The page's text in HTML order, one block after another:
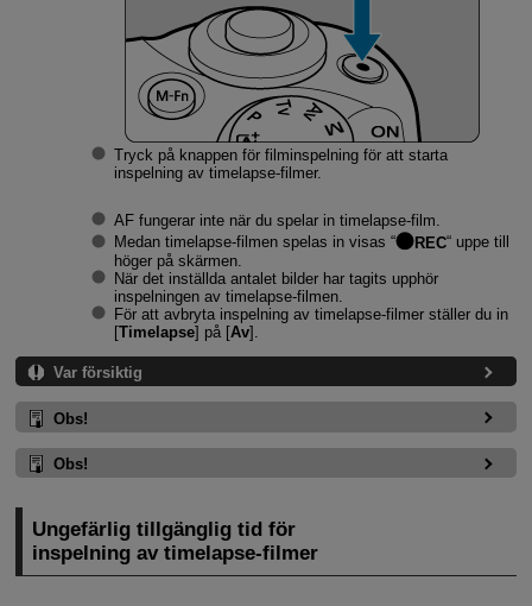
Tryck på knappen för filminspelning för att starta
inspelning av timelapse-filmer.
AF fungerar inte när du spelar in timelapse-film.
Medan timelapse-filmen spelas in visas “
REC“ uppe till
höger på skärmen.
När det inställda antalet bilder har tagits upphör
inspelningen av timelapse-filmen.
För att avbryta inspelning av timelapse-filmer ställer du in
[Timelapse] på [Av].
Var försiktig
Obs!
Obs!
Ungefärlig tillgänglig tid för
inspelning av timelapse-filmer